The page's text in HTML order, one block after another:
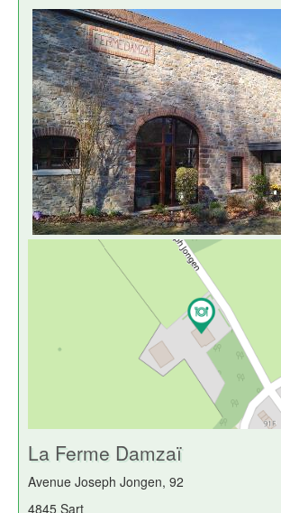
La Ferme Damzaï
Avenue Joseph Jongen, 92
4845 Sart